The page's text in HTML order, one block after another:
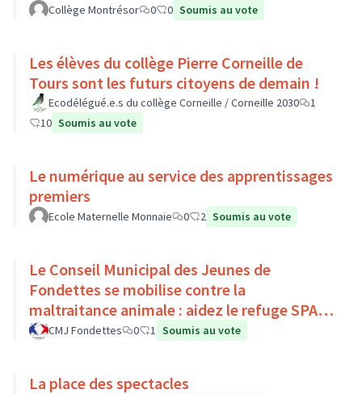
Collège Montrésor 0 0 Soumis au vote
Les élèves du collège Pierre Corneille de
Tours sont les futurs citoyens de demain !
Ecodélégué.e.s du collège Corneille / Corneille 2030
1
10 Soumis au vote
Le numérique au service des apprentissages
premiers
Ecole Maternelle Monnaie 0 2 Soumis au vote
Le Conseil Municipal des Jeunes de
Fondettes se mobilise contre la
maltraitance animale : aidez le refuge SPA
de Luynes !
CMJ Fondettes 0 1 Soumis au vote
La place des spectacles